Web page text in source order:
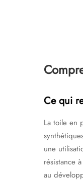
Ce qui
La toile en
une
résistance
au